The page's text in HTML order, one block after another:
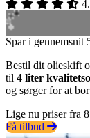
Spar i gennemsnit
Bestil dit olieskift
til 4 liter
og sørger for at
Lige nu priser fra
Få tilbud